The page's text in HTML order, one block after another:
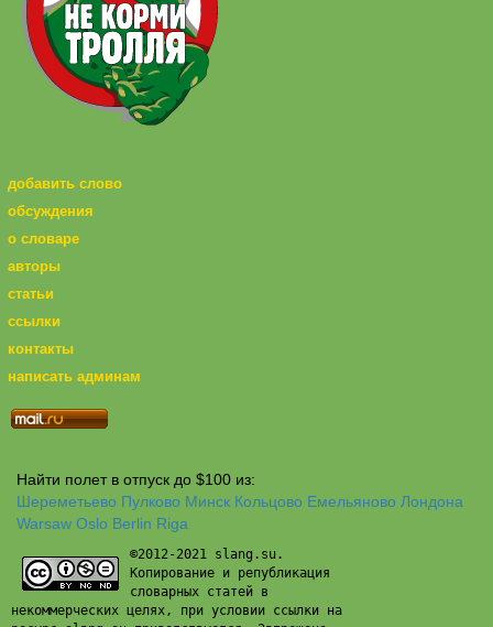
добавить слово
обсуждения
о словаре
авторы
статьи
ссылки
контакты
написать админам
Найти полет в отпуск до $100 из:
Шереметьево Пулково Минск Кольцово Емельяново Лондона
Warsaw Oslo Berlin Riga
©2012-2021 slang.su.
Копирование и републикация
словарных статей в
некоммерческих целях, при условии ссылки на